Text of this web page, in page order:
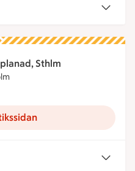
Sthlm
Sthlm är öppen nu,